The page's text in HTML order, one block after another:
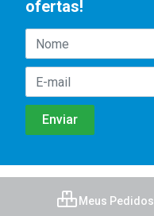
ofertas!
Meus Pedidos